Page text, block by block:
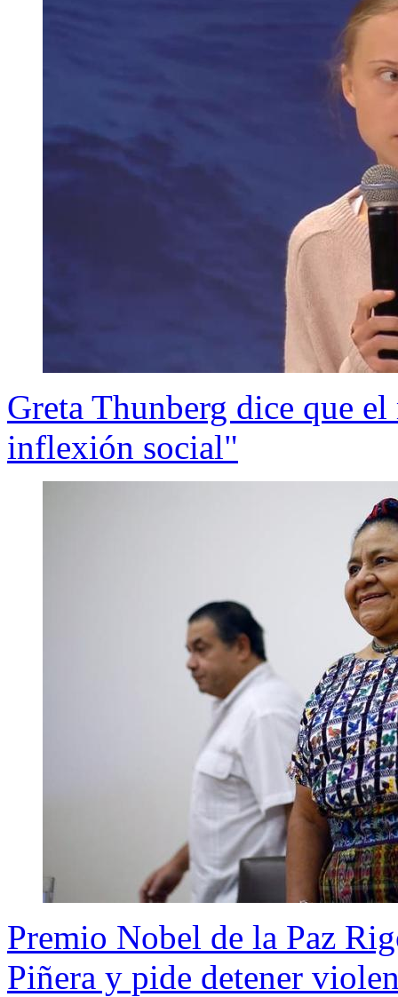
Greta Thunberg dice que
inflexión social"
Premio Nobel de la Paz
Piñera y pide detener